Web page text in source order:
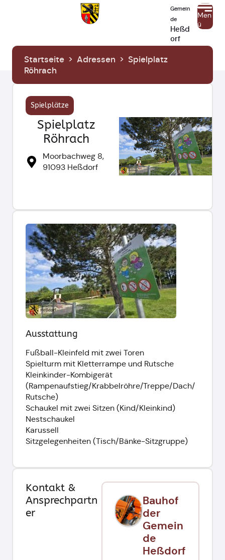
Gemein
de
Heßd
orf
Men
ü
Startseite > Adressen > Spielplatz
Röhrach
Spielplätze
Spielplatz
Röhrach
Moorbachweg 8,
91093 Heßdorf
Ausstattung
Fußball-Kleinfeld mit zwei Toren
Spielturm mit Kletterrampe und Rutsche
Kleinkinder-Kombigerät
(Rampenaufstieg/Krabbelröhre/Treppe/Dach/
Rutsche)
Schaukel mit zwei Sitzen (Kind/Kleinkind)
Nestschaukel
Karussell
Sitzgelegenheiten (Tisch/Bänke-Sitzgruppe)
Kontakt &
Ansprechpartn
er
Bauhof
der
Gemein
de
Heßdorf